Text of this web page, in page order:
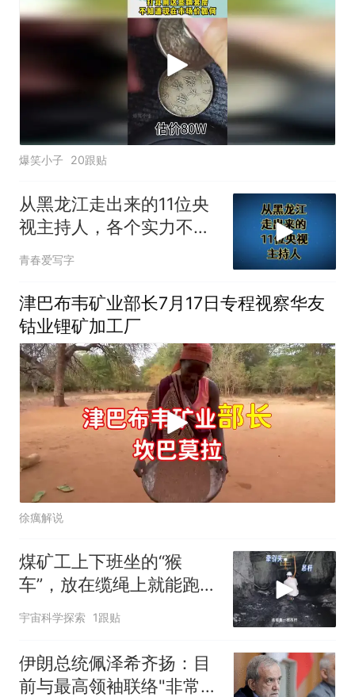
爆笑小子 20跟贴
从黑龙江走出来的11位央
视主持人，各个实力不
凡，你认识几个？
青春爱写字
津巴布韦矿业部长7月17日专程视察华友
钴业锂矿加工厂
徐癘解说
煤矿工上下班坐的“猴
车”，放在缆绳上就能跑，
如何做到的？
宇宙科学探索 1跟贴
伊朗总统佩泽希齐扬：目
前与最高领袖联络"非常困